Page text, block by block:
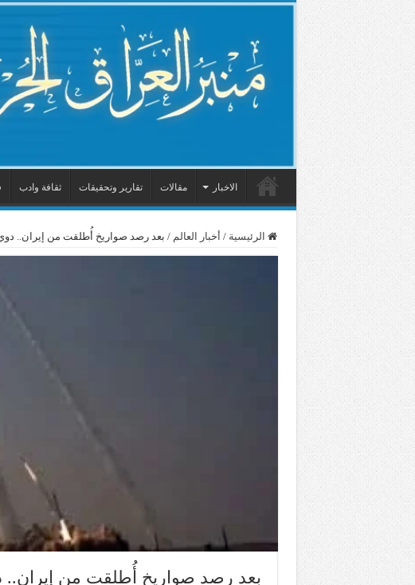
الاخبار مقالات تقارير وتحقيقات ثقافة وادب
الرئيسية / أخبار العالم / بعد رصد صواريخ أُطلقت من إيران..
بعد رصد صواريخ أُطلقت من إيران..